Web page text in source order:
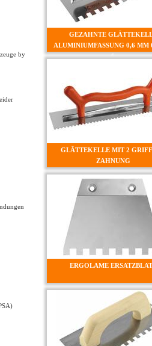
by
GEZAHNTE
ALUMINIUMFASSUNG 0,6 MM
6
GLÄTTEKELLE MIT 2
ZAHNUNG
ERGOLAME